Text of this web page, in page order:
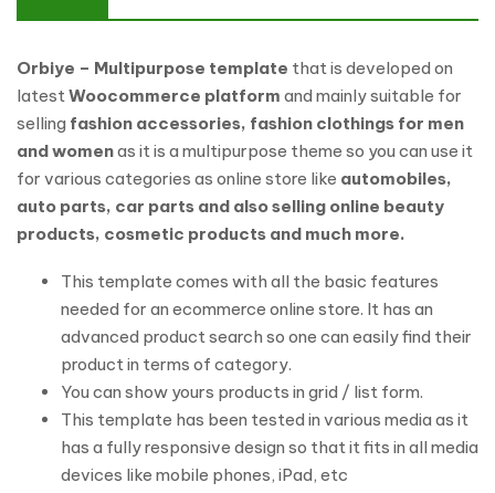
Orbiye – Multipurpose template that is developed on
latestWoocommerce platform and mainly suitable for
selling fashion accessories, fashion clothings for men
and womenas it is a multipurpose theme so you can use it
for various categories as online store like automobiles,
auto parts, car parts and also selling online beauty
products, cosmetic products and much more.
This template comes with all the basic features
needed for an ecommerce online store. It has an
advanced product search so one can easily find their
product in terms of category.
You can show yours products in grid / list form.
This template has been tested in various media as it
has a fully responsive design so that it fits in all media
devices like mobile phones, iPad, etc